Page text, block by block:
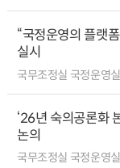
“국정운영의 플랫
실시
국무조정실 국정운영
‘26년 숙의공론화
논의
국무조정실 국정운영